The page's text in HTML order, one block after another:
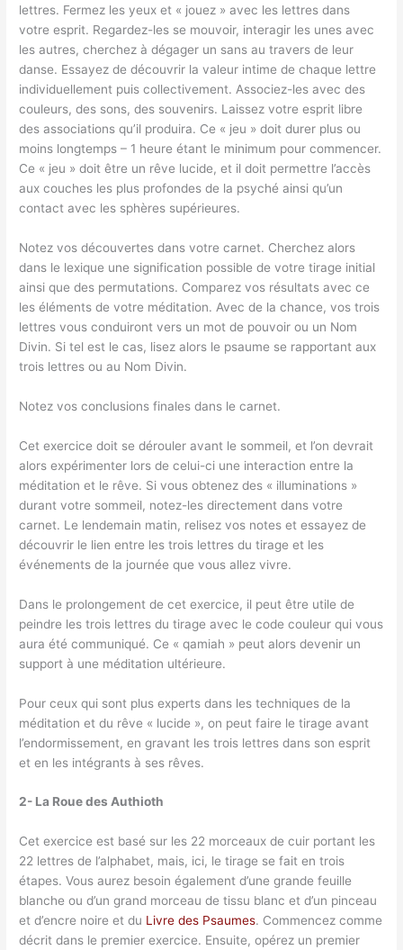
lettres. Fermez les yeux et « jouez » avec les lettres dans
votre esprit. Regardez-les se mouvoir, interagir les unes avec
les autres, cherchez à dégager un sans au travers de leur
danse. Essayez de découvrir la valeur intime de chaque lettre
individuellement puis collectivement. Associez-les avec des
couleurs, des sons, des souvenirs. Laissez votre esprit libre
des associations qu’il produira. Ce « jeu » doit durer plus ou
moins longtemps – 1 heure étant le minimum pour commencer.
Ce « jeu » doit être un rêve lucide, et il doit permettre l’accès
aux couches les plus profondes de la psyché ainsi qu’un
contact avec les sphères supérieures.
Notez vos découvertes dans votre carnet. Cherchez alors
dans le lexique une signification possible de votre tirage initial
ainsi que des permutations. Comparez vos résultats avec ce
les éléments de votre méditation. Avec de la chance, vos trois
lettres vous conduiront vers un mot de pouvoir ou un Nom
Divin. Si tel est le cas, lisez alors le psaume se rapportant aux
trois lettres ou au Nom Divin.
Notez vos conclusions finales dans le carnet.
Cet exercice doit se dérouler avant le sommeil, et l’on devrait
alors expérimenter lors de celui-ci une interaction entre la
méditation et le rêve. Si vous obtenez des « illuminations »
durant votre sommeil, notez-les directement dans votre
carnet. Le lendemain matin, relisez vos notes et essayez de
découvrir le lien entre les trois lettres du tirage et les
événements de la journée que vous allez vivre.
Dans le prolongement de cet exercice, il peut être utile de
peindre les trois lettres du tirage avec le code couleur qui vous
aura été communiqué. Ce « qamiah » peut alors devenir un
support à une méditation ultérieure.
Pour ceux qui sont plus experts dans les techniques de la
méditation et du rêve « lucide », on peut faire le tirage avant
l’endormissement, en gravant les trois lettres dans son esprit
et en les intégrants à ses rêves.
2- La Roue des Authioth
Cet exercice est basé sur les 22 morceaux de cuir portant les
22 lettres de l’alphabet, mais, ici, le tirage se fait en trois
étapes. Vous aurez besoin également d’une grande feuille
blanche ou d’un grand morceau de tissu blanc et d’un pinceau
et d’encre noire et du Livre des Psaumes. Commencez comme
décrit dans le premier exercice. Ensuite, opérez un premier